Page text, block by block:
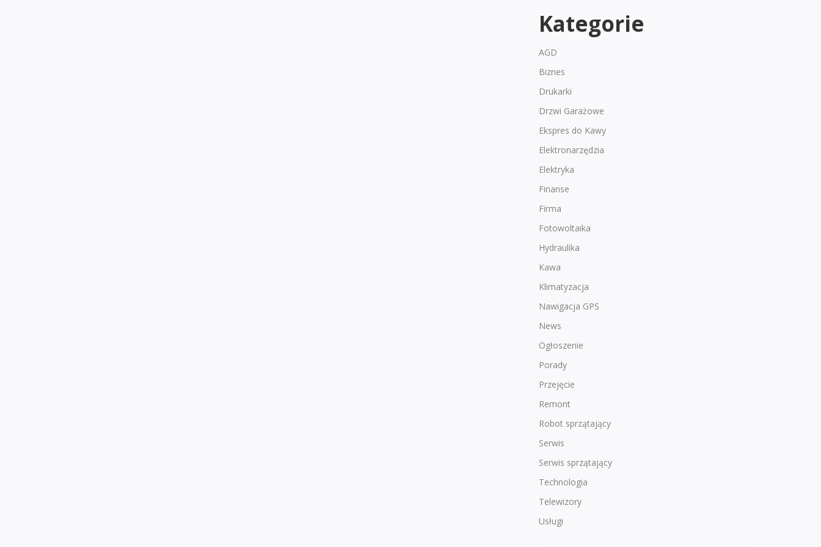
Kategorie
AGD
Biznes
Drukarki
Drzwi Garażowe
Ekspres do Kawy
Elektronarzędzia
Elektryka
Finanse
Firma
Fotowoltaika
Hydraulika
Kawa
Klimatyzacja
Nawigacja GPS
News
Ogłoszenie
Porady
Przejęcie
Remont
Robot sprzątający
Serwis
Serwis sprzątający
Technologia
Telewizory
Usługi